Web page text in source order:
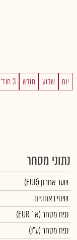
יום שבוע חודש 3 חוד'
נתוני מסחר
שער אחרון (EUR)
שינוי באחוזים
נפח מסחר(א` EUR)
נפח מסחר(ע"נ)